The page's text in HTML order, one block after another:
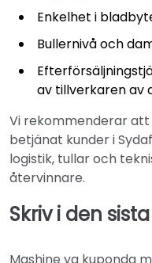
Enkelhet i
Bullernivå och
av tillverkaren av
Vi rekommenderar
betjänat kunder i
logistik, tullar och
återvinnare.
Skriv i den sista